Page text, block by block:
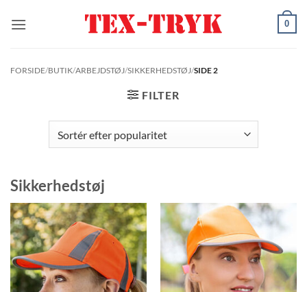
0
FORSIDE/BUTIK/ARBEJDSTØJ/SIKKERHEDSTØJ/SIDE 2
FILTER
Sikkerhedstøj